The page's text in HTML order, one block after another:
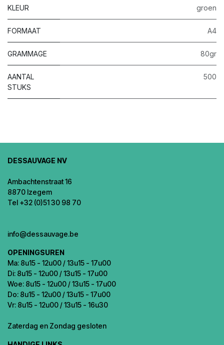
KLEUR groen
FORMAAT A4
GRAMMAGE 80gr
AANTAL
STUKS
500
DESSAUVAGE NV
Ambachtenstraat 16
8870 Izegem
Tel +32 (0)51 30 98 70
info@dessauvage.be
OPENINGSUREN
Ma: 8u15 - 12u00 / 13u15 - 17u00
Di: 8u15 - 12u00 / 13u15 - 17u00
Woe: 8u15 - 12u00 / 13u15 - 17u00
Do: 8u15 - 12u00 / 13u15 - 17u00
Vr: 8u15 - 12u00 / 13u15 - 16u30
Zaterdag en Zondag gesloten